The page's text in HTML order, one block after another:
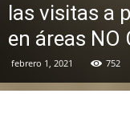
las visitas a
en áreas NO
febrero 1, 2021 752